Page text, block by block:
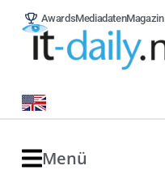
AwardsMediadatenMagazin
Menü